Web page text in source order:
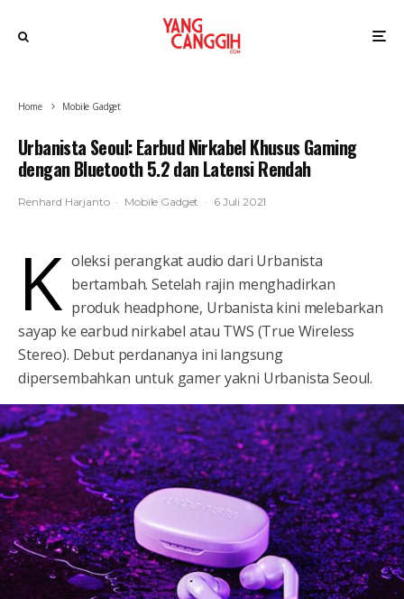
Home Mobile Gadget
Urbanista Seoul: Earbud Nirkabel Khusus Gaming
dengan Bluetooth 5.2 dan Latensi Rendah
Renhard Harjanto · Mobile Gadget · 6 Juli 2021
K oleksi perangkat audio dari Urbanista
bertambah. Setelah rajin menghadirkan
produk headphone, Urbanista kini melebarkan
sayap ke earbud nirkabel atau TWS (True Wireless
Stereo). Debut perdananya ini langsung
dipersembahkan untuk gamer yakni Urbanista Seoul.